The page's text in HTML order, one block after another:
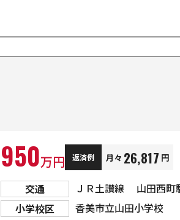
950万円 返済例 月々 26,817 円
交通 ＪＲ土讃線 山田西町
小学校区
香美市立山田小学校